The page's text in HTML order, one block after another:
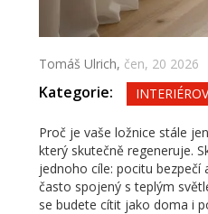
Tomáš Ulrich, čen, 20 2026
Kategorie:
Proč je vaše ložnice stále
který skutečně regeneruje.
jednoho cíle: pocitu bezpečí
často spojený s teplým
se budete cítit jako doma i